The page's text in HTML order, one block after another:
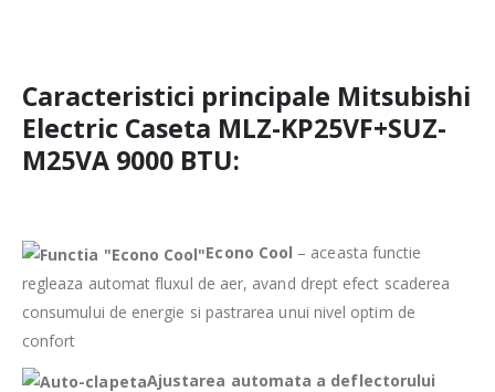
Caracteristici principale Mitsubishi
Electric Caseta MLZ-KP25VF+SUZ-
M25VA 9000 BTU:
Econo Cool – aceasta functie
regleaza automat fluxul de aer, avand drept efect scaderea
consumului de energie si pastrarea unui nivel optim de
confort
Ajustarea automata a deflectorului